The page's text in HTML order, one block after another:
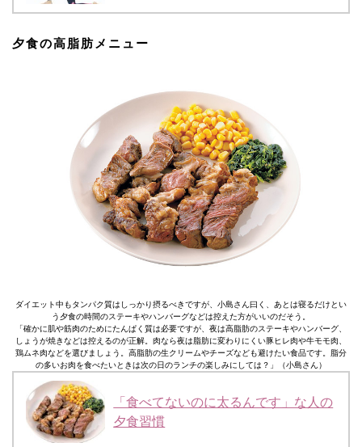
夕食の高脂肪メニュー
ダイエット中もタンパク質はしっかり摂るべきですが、小島さん曰く、あとは寝るだけとい
う夕食の時間のステーキやハンバーグなどは控えた方がいいのだそう。
「確かに肌や筋肉のためにたんぱく質は必要ですが、夜は高脂肪のステーキやハンバーグ、
しょうが焼きなどは控えるのが正解。肉なら夜は脂肪に変わりにくい豚ヒレ肉や牛モモ肉、
鶏ムネ肉などを選びましょう。高脂肪の生クリームやチーズなども避けたい食品です。脂分
の多いお肉を食べたいときは次の日のランチの楽しみにしては？」（小島さん）
「食べてないのに太るんです」な人の
夕食習慣